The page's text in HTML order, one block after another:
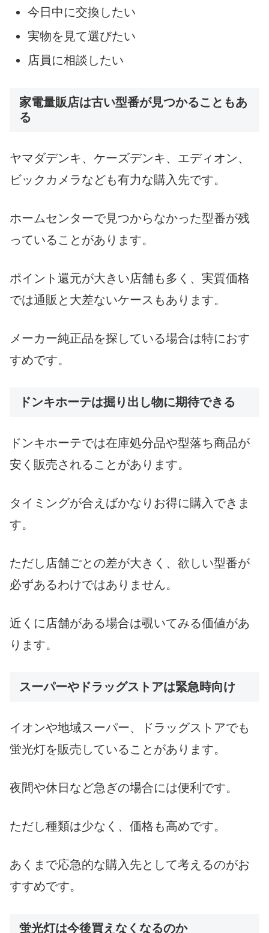
今日中に交換したい
実物を見て選びたい
店員に相談したい
家電量販店は古い型番が見つかることもあ
る
ヤマダデンキ、ケーズデンキ、エディオン、
ビックカメラなども有力な購入先です。
ホームセンターで見つからなかった型番が残
っていることがあります。
ポイント還元が大きい店舗も多く、実質価格
では通販と大差ないケースもあります。
メーカー純正品を探している場合は特におす
すめです。
ドンキホーテは掘り出し物に期待できる
ドンキホーテでは在庫処分品や型落ち商品が
安く販売されることがあります。
タイミングが合えばかなりお得に購入できま
す。
ただし店舗ごとの差が大きく、欲しい型番が
必ずあるわけではありません。
近くに店舗がある場合は覗いてみる価値があ
ります。
スーパーやドラッグストアは緊急時向け
イオンや地域スーパー、ドラッグストアでも
蛍光灯を販売していることがあります。
夜間や休日など急ぎの場合には便利です。
ただし種類は少なく、価格も高めです。
あくまで応急的な購入先として考えるのがお
すすめです。
蛍光灯は今後買えなくなるのか